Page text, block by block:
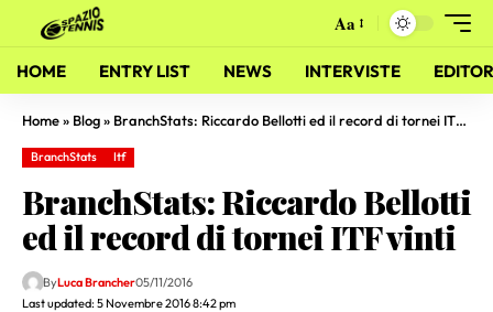
Aa
HOME ENTRY LIST NEWS INTERVISTE
Home» Blog» BranchStats: Riccardo Bellotti ed il record di tornei ITF vinti
BranchStats Itf
BranchStats: Riccardo Bellotti
ed il record di tornei ITF vinti
Last updated: 5 Novembre 2016 8:42 pm
ByLuca Brancher05/11/2016